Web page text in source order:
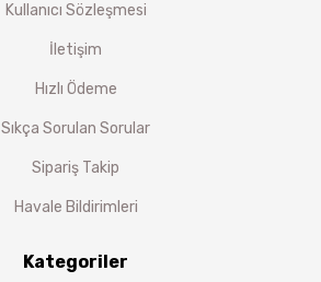
Kullanıcı Sözleşmesi
İletişim
Hızlı Ödeme
Sıkça Sorulan Sorular
Sipariş Takip
Havale Bildirimleri
Kategoriler